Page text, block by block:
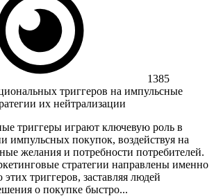
1385
триггеров на импульсные
их нейтрализации
триггеры играют ключевую роль в
импульсных покупок, воздействуя на
желания и потребности потребителей.
стратегии направлены именно
триггеров, заставляя людей
о покупке быстро...